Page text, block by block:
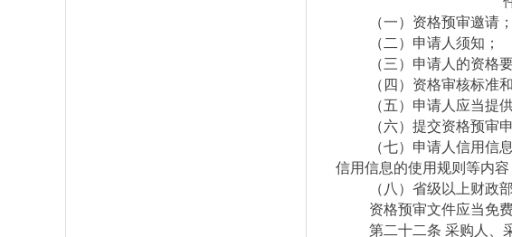
（一）资格预审邀请；
（二）申请人须知；
（三）申请人的资格
（四）资格审核标准
（五）申请人应当提
（六）提交资格预审
（七）申请人信用信
信用信息的使用规则等内容
（八）省级以上财政
资格预审文件应当免费
第二十二条 采购人、